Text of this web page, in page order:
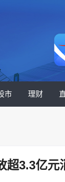
市 理财
超3.3亿元